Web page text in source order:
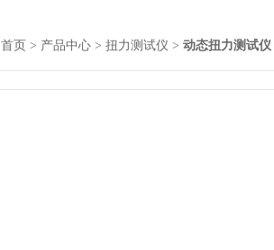
首页 > 产品中心 > 扭力测试仪 > 动态扭力测试仪